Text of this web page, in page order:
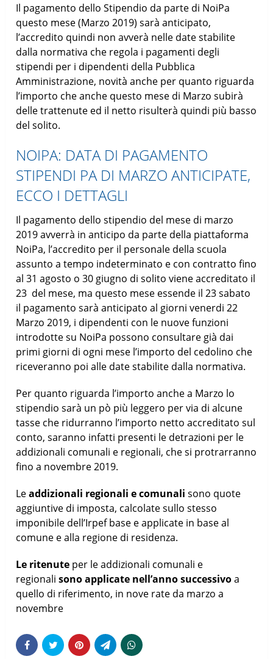
Il pagamento dello Stipendio da parte di NoiPa
questo mese (Marzo 2019) sarà anticipato,
l’accredito quindi non avverà nelle date stabilite
dalla normativa che regola i pagamenti degli
stipendi per i dipendenti della Pubblica
Amministrazione, novità anche per quanto riguarda
l’importo che anche questo mese di Marzo subirà
delle trattenute ed il netto risulterà quindi più basso
del solito.
NOIPA: DATA DI PAGAMENTO
STIPENDI PA DI MARZO ANTICIPATE,
ECCO I DETTAGLI
Il pagamento dello stipendio del mese di marzo
2019 avverrà in anticipo da parte della piattaforma
NoiPa, l’accredito per il personale della scuola
assunto a tempo indeterminato e con contratto fino
al 31 agosto o 30 giugno di solito viene accreditato il
23 del mese, ma questo mese essende il 23 sabato
il pagamento sarà anticipato al giorni venerdi 22
Marzo 2019, i dipendenti con le nuove funzioni
introdotte su NoiPa possono consultare già dai
primi giorni di ogni mese l’importo del cedolino che
riceveranno poi alle date stabilite dalla normativa.
Per quanto riguarda l’importo anche a Marzo lo
stipendio sarà un pò più leggero per via di alcune
tasse che ridurranno l’importo netto accreditato sul
conto, saranno infatti presenti le detrazioni per le
addizionali comunali e regionali, che si protrarranno
fino a novembre 2019.
Leaddizionali regionali e comunali sono quote
aggiuntive di imposta, calcolate sullo stesso
imponibile dell’Irpef base e applicate in base al
comune e alla regione di residenza.
Le ritenute per le addizionali comunali e
regionalisono applicate nell’anno successivoa
quello di riferimento, in nove rate da marzo a
novembre